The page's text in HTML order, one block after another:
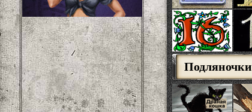
Подляночки